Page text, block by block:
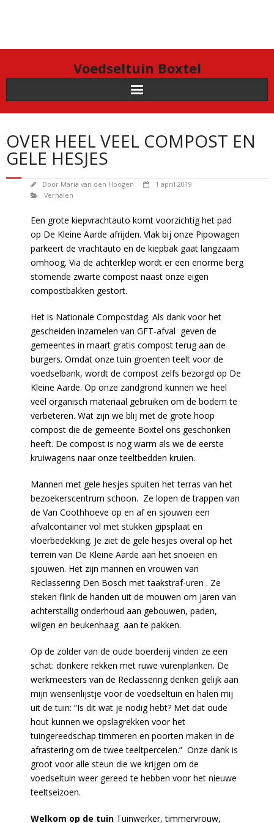
Voedseltuin Boxtel
OVER HEEL VEEL COMPOST EN
GELE HESJES
Door Maria van den Hoogen
1 april 2019
Verhalen
Een grote kiepvrachtauto komt voorzichtig het pad
op De Kleine Aarde afrijden. Vlak bij onze Pipowagen
parkeert de vrachtauto en de kiepbak gaat langzaam
omhoog. Via de achterklep wordt er een enorme berg
stomende zwarte compost naast onze eigen
compostbakken gestort.
Het is Nationale Compostdag. Als dank voor het
gescheiden inzamelen van GFT-afval geven de
gemeentes in maart gratis compost terug aan de
burgers. Omdat onze tuin groenten teelt voor de
voedselbank, wordt de compost zelfs bezorgd op De
Kleine Aarde. Op onze zandgrond kunnen we heel
veel organisch materiaal gebruiken om de bodem te
verbeteren. Wat zijn we blij met de grote hoop
compost die de gemeente Boxtel ons geschonken
heeft. De compost is nog warm als we de eerste
kruiwagens naar onze teeltbedden kruien.
Mannen met gele hesjes spuiten het terras van het
bezoekerscentrum schoon. Ze lopen de trappen van
de Van Coothhoeve op en af en sjouwen een
afvalcontainer vol met stukken gipsplaat en
vloerbedekking. Je ziet de gele hesjes overal op het
terrein van De Kleine Aarde aan het snoeien en
sjouwen. Het zijn mannen en vrouwen van
Reclassering Den Bosch met taakstraf-uren . Ze
steken flink de handen uit de mouwen om jaren van
achterstallig onderhoud aan gebouwen, paden,
wilgen en beukenhaag aan te pakken.
Op de zolder van de oude boerderij vinden ze een
schat: donkere rekken met ruwe vurenplanken. De
werkmeesters van de Reclassering denken gelijk aan
mijn wensenlijstje voor de voedseltuin en halen mij
uit de tuin: “Is dit wat je nodig hebt? Met dat oude
hout kunnen we opslagrekken voor het
tuingereedschap timmeren en poorten maken in de
afrastering om de twee teeltpercelen.” Onze dank is
groot voor alle steun die we krijgen om de
voedseltuin weer gereed te hebben voor het nieuwe
teeltseizoen.
Welkom op de tuin Tuinwerker, timmervrouw,